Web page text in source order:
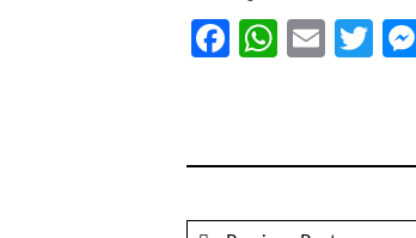
Facebook
Email